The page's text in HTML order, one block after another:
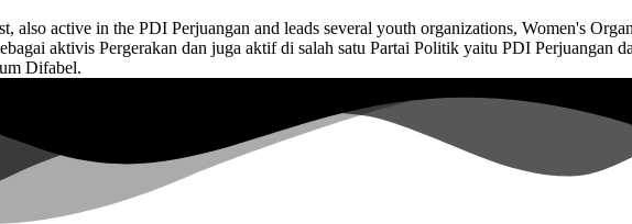
active in the PDI Perjuangan and leads several youth organizations, Women's
aktivis Pergerakan dan juga aktif di salah satu Partai Politik yaitu PDI Perjuangan
Difabel.